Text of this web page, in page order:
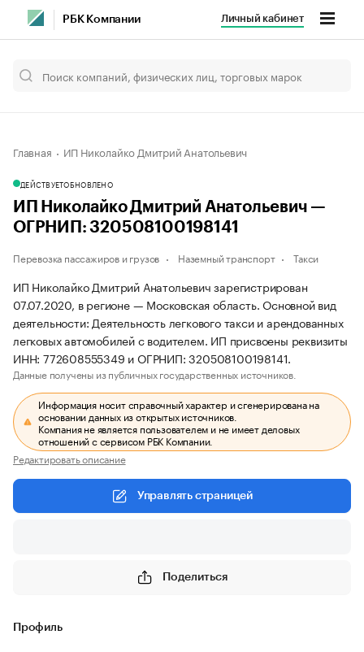
РБК Компании Личный кабинет
Главная ИП Николайко Дмитрий Анатольевич
ДЕЙСТВУЕТОБНОВЛЕНО
ИП Николайко Дмитрий Анатольевич —
ОГРНИП: 320508100198141
Перевозка пассажиров и грузов Наземный транспорт Такси
ИП Николайко Дмитрий Анатольевич зарегистрирован
07.07.2020, в регионе — Московская область. Основной вид
деятельности: Деятельность легкового такси и арендованных
легковых автомобилей с водителем. ИП присвоены реквизиты
ИНН: 772608555349 и ОГРНИП: 320508100198141.
Данные получены из публичных государственных источников.
Информация носит справочный характер и сгенерирована на
основании данных из открытых источников.
Компания не является пользователем и не имеет деловых
отношений с сервисом РБК Компании.
Редактировать описание
Управлять страницей
Поделиться
Профиль